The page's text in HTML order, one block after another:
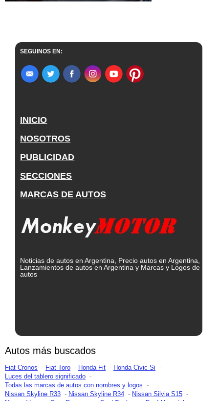
SEGUINOS EN:
INICIO
NOSOTROS
PUBLICIDAD
SECCIONES
MARCAS DE AUTOS
Noticias de autos en Argentina, Precio autos en Argentina,
Lanzamientos de autos en Argentina y Marcas y Logos de
autos
Autos más buscados
Fiat Cronos Fiat Toro Honda Fit
Honda Civic Si
Luces del tablero significado
Todas las marcas de autos con nombres y logos
Nissan Skyline R33
Nissan Skyline R34
Nissan Silvia S15